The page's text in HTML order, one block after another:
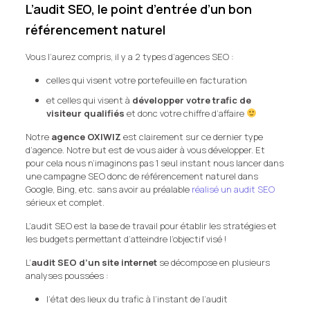
L’audit SEO, le point d’entrée d’un bon
référencement naturel
Vous l’aurez compris, il y a 2 types d’agences SEO :
celles qui visent votre portefeuille en facturation
et celles qui visent à développer votre trafic de
visiteur qualifiés et donc votre chiffre d’affaire
Notre agence OXIWIZ est clairement sur ce dernier type
d’agence. Notre but est de vous aider à vous développer. Et
pour cela nous n’imaginons pas 1 seul instant nous lancer dans
une campagne SEO donc de référencement naturel dans
Google, Bing, etc. sans avoir au préalable réalisé un audit SEO
sérieux et complet.
L’audit SEO est la base de travail pour établir les stratégies et
les budgets permettant d’atteindre l’objectif visé !
L’audit SEO d’un site internetse décompose en plusieurs
analyses poussées :
l’état des lieux du trafic à l’instant de l’audit